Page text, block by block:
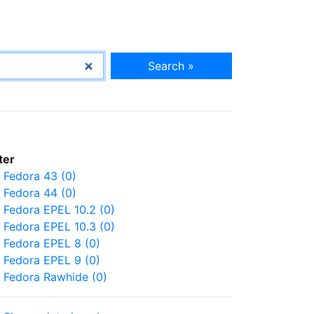
Search »
Fedora 43 (0)
Fedora 44 (0)
Fedora EPEL 10.2 (0)
Fedora EPEL 10.3 (0)
Fedora EPEL 8 (0)
Fedora EPEL 9 (0)
Fedora Rawhide (0)